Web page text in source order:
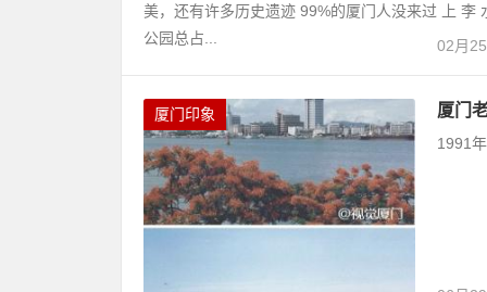
美，还有许多历史遗迹 99%的厦门人没来过 上 李
公园总占...
02月
厦门印象 厦门
1991